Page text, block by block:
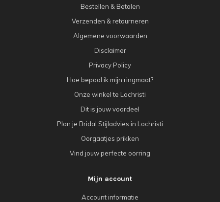
Bestellen & Betalen
Verzenden & retourneren
Algemene voorwaarden
Disclaimer
Privacy Policy
Hoe bepaal ik mijn ringmaat?
Onze winkel te Lochristi
Dit is jouw voordeel
Plan je Bridal Stijladvies in Lochristi
Oorgaatjes prikken
Vind jouw perfecte oorring
Mijn account
Account informatie